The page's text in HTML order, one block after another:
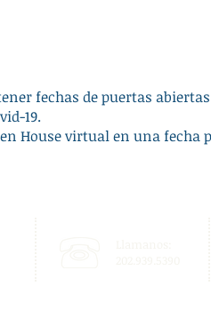
fechas de puertas
19.
House virtual en una fecha